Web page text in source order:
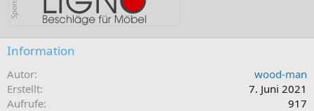
Information
Autor
wood-man
Erstellt
7. Juni 2021
Aufrufe
917